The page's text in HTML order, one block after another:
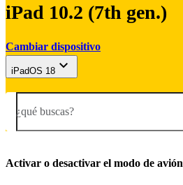
iPad 10.2 (7th gen.)
Cambiar dispositivo
iPadOS 18
¿qué buscas?
Activar o desactivar el modo de avión